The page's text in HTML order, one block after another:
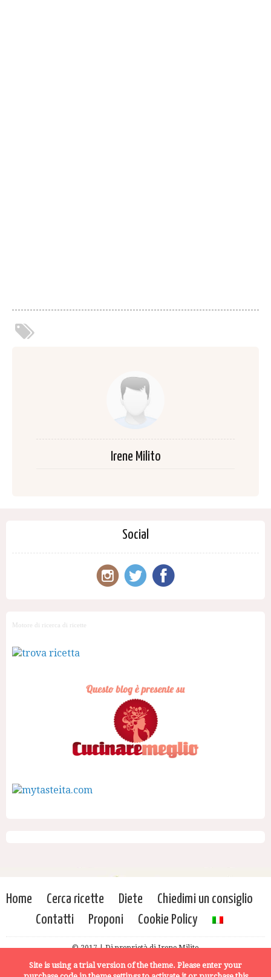
Irene Milito
Social
Motore di ricerca di ricette
Home Cerca ricette Diete
Chiedimi un consiglio
Contatti
Proponi Cookie Policy
© 2017 | Di proprietà di Irene Milito
Site is using a trial version of the theme. Please enter your